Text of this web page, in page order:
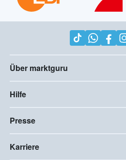
Über marktguru
Hilfe
Presse
Karriere